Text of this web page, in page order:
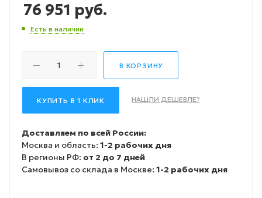
76 951 руб.
Есть в наличии
В КОРЗИНУ
КУПИТЬ В 1 КЛИК НАШЛИ ДЕШЕВЛЕ?
Доставляем по всей России:
Москва и область: 1-2 рабочих дня
В регионы РФ: от 2 до 7 дней
Самовывоз со склада в Москве: 1-2 рабочих дня